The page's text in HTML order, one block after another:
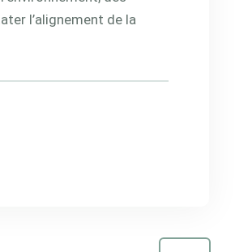
l’alignement de la